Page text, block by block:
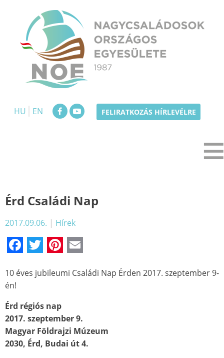
content
HU
EN FELIRATKOZÁS HÍRLEVÉLRE
Érd Családi Nap
2017.09.06. | Hírek
Facebook
TwitterPinterest
10 éves jubileumi Családi Nap Érden 2017. szeptember 9-
én!
Érd régiós nap
2017. szeptember 9.
Magyar Földrajzi Múzeum
2030, Érd, Budai út 4.